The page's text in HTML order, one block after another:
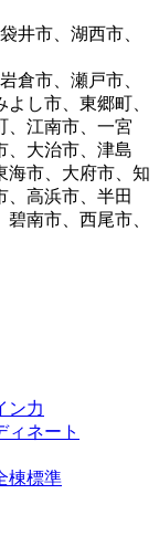
井市、湖西市、
倉市、瀬戸市、
し市、東郷町、
、江南市、一宮
、大治市、津島
海市、大府市、知
、高浜市、半田
南市、西尾市、
ン力
ィネート
棟標準